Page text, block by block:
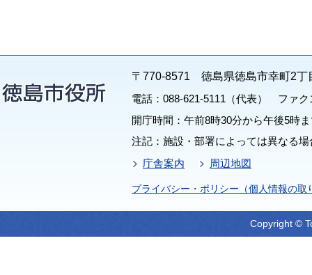
〒770-8571 徳島県徳島市幸町2丁
電話：088-621-5111（代表） ファク
開庁時間：午前8時30分から午後5時
注記：施設・部署によっては異なる
庁舎案内
周辺地図
プライバシー・ポリシー（個人情報の取
Copyright ©